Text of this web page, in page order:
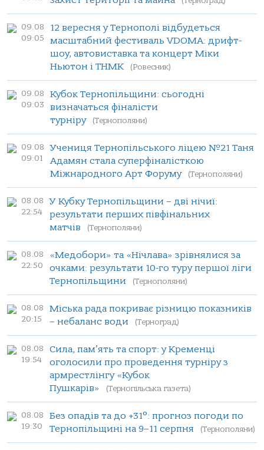
09.08
09:05
12 вересня у Тернополі відбудеться
масштабний фестиваль VDOMA: дрифт-
шоу, автовиставка та концерт Міки
Ньютон і ТНМК
(Ровесник)
09.08
09:03
Кубок Тернопільщини: сьогодні
визначаться фіналісти
турніру
(Тернополяни)
09.08
09:01
Учениця Тернопільського ліцею №21 Таня
Адамян стала суперфіналісткою
Міжнародного Арт Форуму
(Тернополяни)
08.08
22:54
У Кубку Тернопільщини – дві нічиї:
результати перших півфінальних
матчів
(Тернополяни)
08.08
22:50
«Медобори» та «Нічлава» зрівнялися за
очками: результати 10-го туру першої ліги
Тернопільщини
(Тернополяни)
08.08
20:15
Міська рада покриває різницю показників
– небаланс води
(Терноград)
08.08
19:54
Сила, пам’ять та спорт: у Кременці
оголосили про проведення турніру з
армрестлінгу «Кубок
Пушкарів»
(Тернопільська газета)
08.08
19:30
Без опадів та до +31°: прогноз погоди по
Тернопільщині на 9–11 серпня
(Тернополяни)